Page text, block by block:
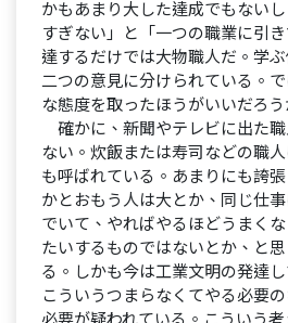
かもあまり大した達成でもない
すぎない」と「一つの職業に引
達するだけでは大物職人だ。学
二つの意見に分けられている。
な態度を取ったほうがいいだろう
確かに、新聞やテレビに出た
ない。炊飯または寿司などの職
も呼ばれている。あまりにも誇
かとおもう人は大とか、同じ仕
でいて、やればやるほどうまく
たいするものではないとか、と
る。しかも今は工業文明の発達
こういうつまらなくてやる必要
必要が疑われている。こういう